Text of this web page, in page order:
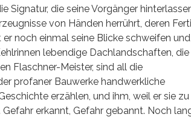
Signatur, die seine Vorgänger
von Händen herrührt, deren
noch einmal seine Blicke schweifen
lebendige Dachlandschaften, die
Flaschner-Meister, sind all die
profaner Bauwerke handwerkliche
erzählen, und ihm, weil er sie zu
erkannt, Gefahr gebannt. Noch